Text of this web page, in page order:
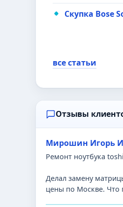
Скупка Bose
все статьи
Отзывы
Мирошин Игорь
Ремонт ноутбука
Делал замену
цены по Москве. Что